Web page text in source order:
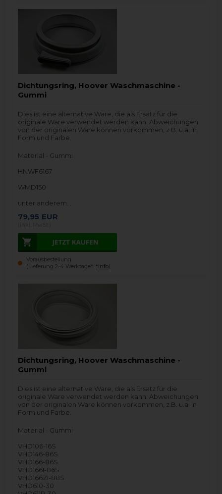
Dichtungsring, Hoover Waschmaschine -
Gummi
Dies ist eine alternative Ware, die als Ersatz für die
originale Ware verwendet werden kann. Abweichungen
von der originalen Ware können vorkommen, z.B. u.a. in
Form und Farbe.
Material - Gummi
HNWF6167
WMD150
unter anderem…
79,95 EUR
Vorausbestellung
(Lieferung 2-4 Werktage*. *Info)
Dichtungsring, Hoover Waschmaschine -
Gummi
Dies ist eine alternative Ware, die als Ersatz für die
originale Ware verwendet werden kann. Abweichungen
von der originalen Ware können vorkommen, z.B. u.a. in
Form und Farbe.
Material - Gummi
VHD106-16S
VHD146-86S
VHD166-86S
VHD166I-86S
VHD166ZI-88S
VHD610-30